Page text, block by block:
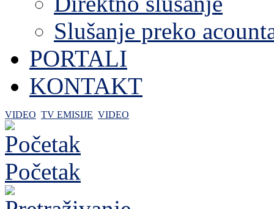
Slušanje preko
PORTALI
KONTAKT
VIDEO TV EMISIJE VIDEO
Početak